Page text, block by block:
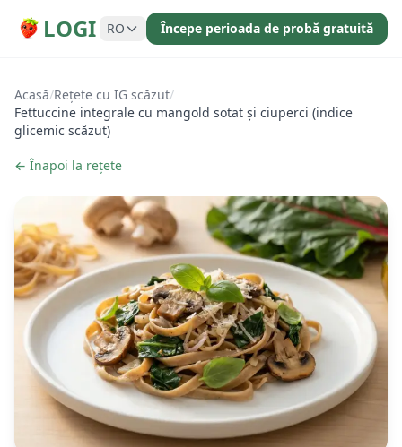
LOGI RO Începe perioada de probă gratuită
Acasă/Rețete cu IG scăzut/
Fettuccine integrale cu mangold sotat și ciuperci (indice
glicemic scăzut)
← Înapoi la rețete